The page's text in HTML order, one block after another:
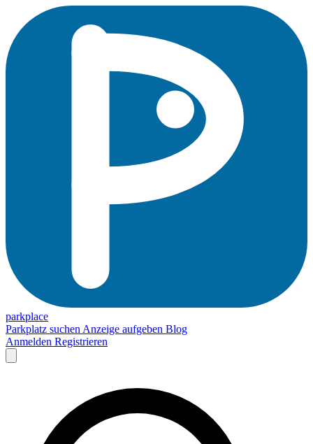
parkplace
Parkplatz suchen Anzeige aufgeben Blog
Anmelden Registrieren